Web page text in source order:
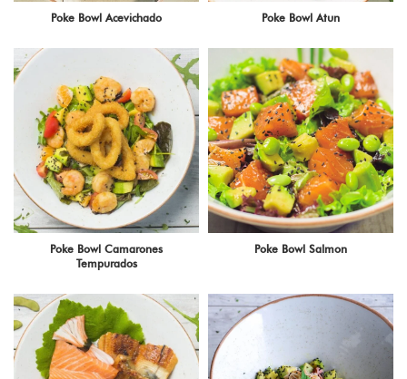
Poke Bowl Acevichado Poke Bowl Atun
Poke Bowl Camarones
Tempurados
Poke Bowl Salmon